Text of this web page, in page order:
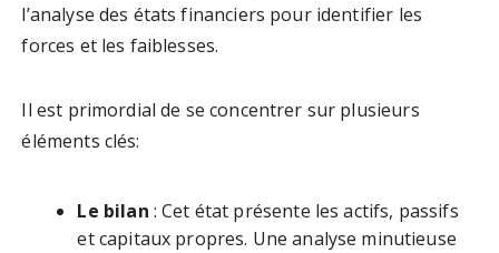
l’analyse des états financiers pour identifier les
forces et les faiblesses.
Il est primordial de se concentrer sur plusieurs
éléments clés:
Le bilan : Cet état présente les actifs, passifs
et capitaux propres. Une analyse minutieuse